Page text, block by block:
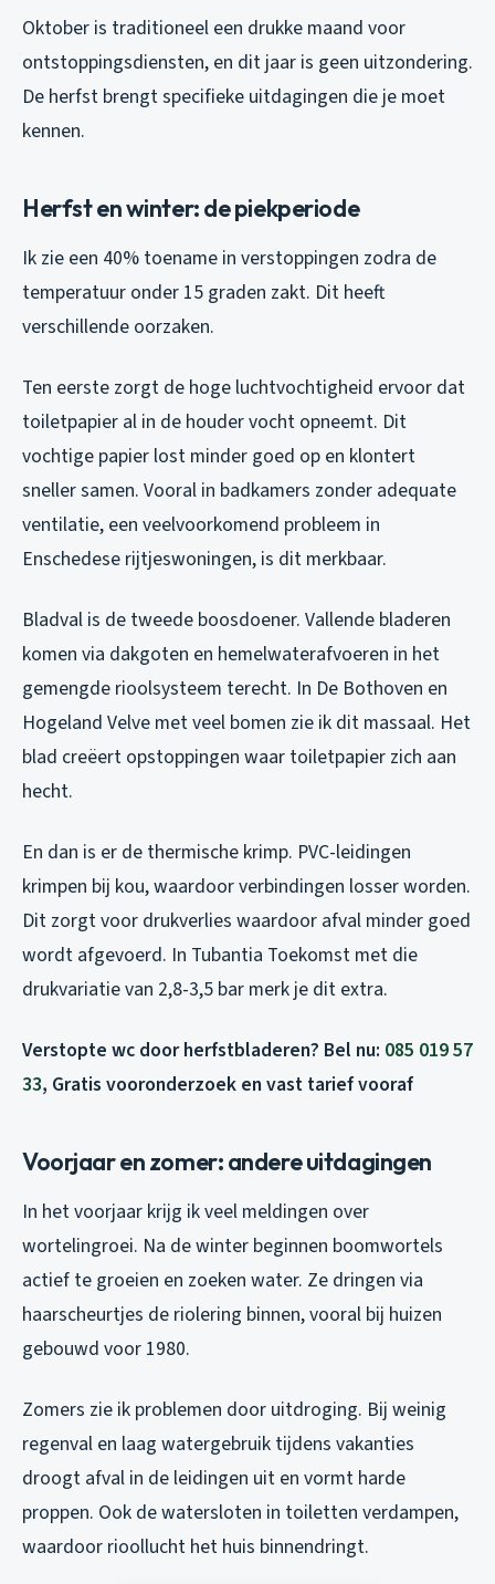
Oktober is traditioneel een drukke maand voor
ontstoppingsdiensten, en dit jaar is geen uitzondering.
De herfst brengt specifieke uitdagingen die je moet
kennen.
Herfst en winter: de piekperiode
Ik zie een 40% toename in verstoppingen zodra de
temperatuur onder 15 graden zakt. Dit heeft
verschillende oorzaken.
Ten eerste zorgt de hoge luchtvochtigheid ervoor dat
toiletpapier al in de houder vocht opneemt. Dit
vochtige papier lost minder goed op en klontert
sneller samen. Vooral in badkamers zonder adequate
ventilatie, een veelvoorkomend probleem in
Enschedese rijtjeswoningen, is dit merkbaar.
Bladval is de tweede boosdoener. Vallende bladeren
komen via dakgoten en hemelwaterafvoeren in het
gemengde rioolsysteem terecht. In De Bothoven en
Hogeland Velve met veel bomen zie ik dit massaal. Het
blad creëert opstoppingen waar toiletpapier zich aan
hecht.
En dan is er de thermische krimp. PVC-leidingen
krimpen bij kou, waardoor verbindingen losser worden.
Dit zorgt voor drukverlies waardoor afval minder goed
wordt afgevoerd. In Tubantia Toekomst met die
drukvariatie van 2,8-3,5 bar merk je dit extra.
Verstopte wc door herfstbladeren? Bel nu: 085 019 57
33, Gratis vooronderzoek en vast tarief vooraf
Voorjaar en zomer: andere uitdagingen
In het voorjaar krijg ik veel meldingen over
wortelingroei. Na de winter beginnen boomwortels
actief te groeien en zoeken water. Ze dringen via
haarscheurtjes de riolering binnen, vooral bij huizen
gebouwd voor 1980.
Zomers zie ik problemen door uitdroging. Bij weinig
regenval en laag watergebruik tijdens vakanties
droogt afval in de leidingen uit en vormt harde
proppen. Ook de watersloten in toiletten verdampen,
waardoor rioollucht het huis binnendringt.